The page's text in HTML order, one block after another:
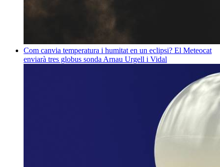
Com canvia temperatura i humitat en un eclipsi? El Meteocat
enviarà tres globus sonda Arnau Urgell i Vidal